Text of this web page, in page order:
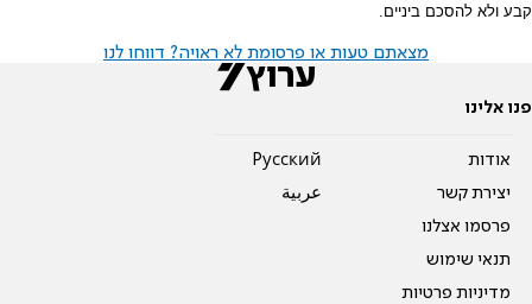
קבע ולא להסכם ביניים.
מצאתם טעות או פרסומת לא ראויה? דווחו לנו
פנו אלינו
אודות
יצירת קשר
פרסמו אצלנו
תנאי שימוש
מדיניות פרטיות
Pусский
عربية